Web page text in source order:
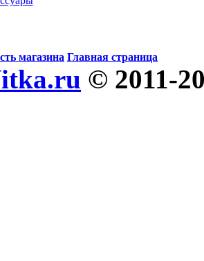
магазина Главная страница
© 2011-